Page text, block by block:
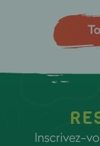
Inscrivez-